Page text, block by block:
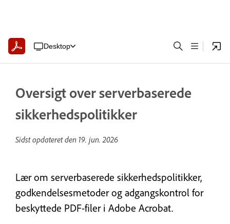
Desktop
Oversigt over serverbaserede
sikkerhedspolitikker
Sidst opdateret den 19. jun. 2026
Lær om serverbaserede sikkerhedspolitikker,
godkendelsesmetoder og adgangskontrol for
beskyttede PDF-filer i Adobe Acrobat.